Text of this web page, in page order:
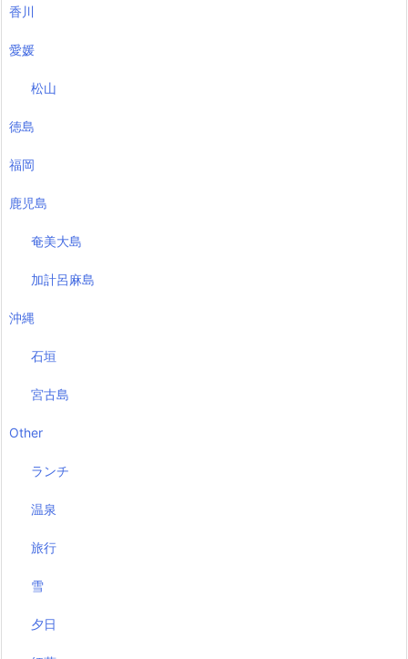
香川
愛媛
松山
徳島
福岡
鹿児島
奄美大島
加計呂麻島
沖縄
石垣
宮古島
Other
ランチ
温泉
旅行
雪
夕日